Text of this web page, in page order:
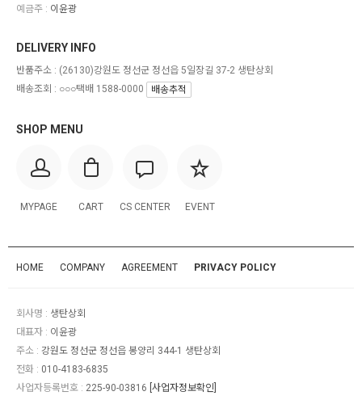
예금주 : 이윤광
SHOP MENU
MYPAGE CART CS CENTER EVENT
DELIVERY INFO
반품주소 : (26130)강원도 정선군 정선읍 5일장길 37-2 생탄상회
배송조회 : ○○○택배 1588-0000
배송추적
HOME COMPANY AGREEMENT PRIVACY POLICY
회사명 : 생탄상회
대표자 : 이윤광
주소 : 강원도 정선군 정선읍 봉양리 344-1 생탄상회
전화 : 010-4183-6835
사업자등록번호 : 225-90-03816 [사업자정보확인]